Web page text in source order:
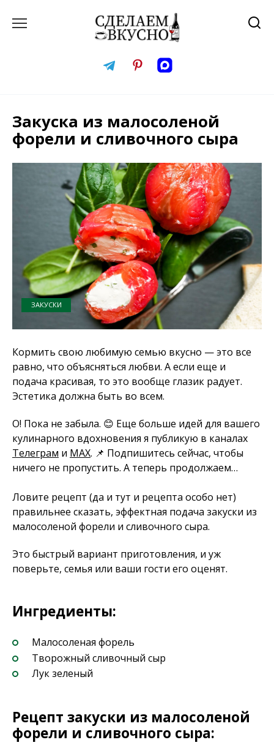
Закуска из малосоленой
форели и сливочного сыра
ЗАКУСКИ
Кормить свою любимую семью вкусно — это все
равно, что объясняться любви. А если еще и
подача красивая, то это вообще глазик радует.
Эстетика должна быть во всем.
О! Пока не забыла. 😊 Еще больше идей для вашего
кулинарного вдохновения я публикую в каналах
Телеграм и MAX. 📌 Подпишитесь сейчас, чтобы
ничего не пропустить. А теперь продолжаем…
Ловите рецепт (да и тут и рецепта особо нет)
правильнее сказать, эффектная подача закуски из
малосоленой форели и сливочного сыра.
Это быстрый вариант приготовления, и уж
поверьте, семья или ваши гости его оценят.
Ингредиенты:
Малосоленая форель
Творожный сливочный сыр
Лук зеленый
Рецепт закуски из малосоленой
форели и сливочного сыра: